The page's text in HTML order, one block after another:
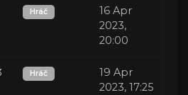
Hráč
16 Apr
2023,
20:00
Hráč
19 Apr
2023, 17:25